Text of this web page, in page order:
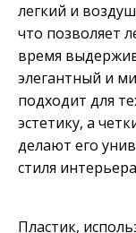
легкий и
что позволяет
время
элегантный и
подходит для
эстетику, а
делают его
стиля
Пластик,